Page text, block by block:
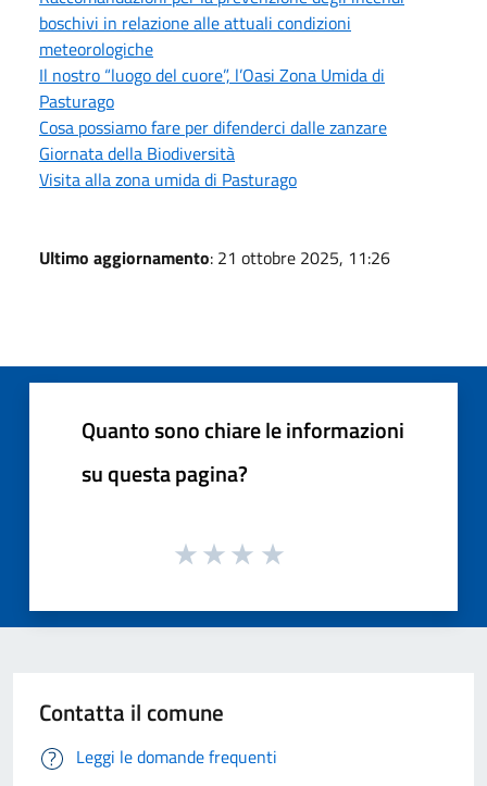
boschivi in relazione alle attuali condizioni
meteorologiche
Il nostro “luogo del cuore”, l’Oasi Zona Umida di
Pasturago
Cosa possiamo fare per difenderci dalle zanzare
Giornata della Biodiversità
Visita alla zona umida di Pasturago
Ultimo aggiornamento: 21 ottobre 2025, 11:26
Quanto sono chiare le informazioni
su questa pagina?
Contatta il comune
Leggi le domande frequenti